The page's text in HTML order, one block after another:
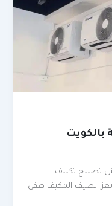
تصليح تكييف
بعز الصيف المكيف طفى